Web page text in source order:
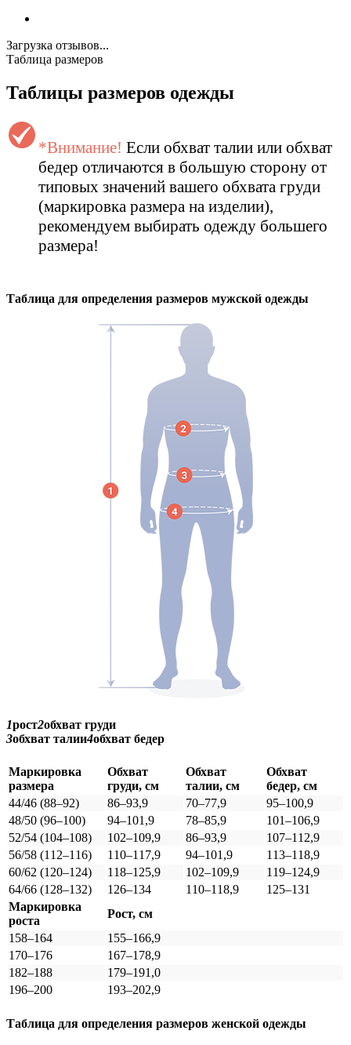
Загрузка отзывов...
Таблица размеров
Таблицы размеров одежды
*Внимание! Если обхват талии или обхват
бедер отличаются в большую сторону от
типовых значений вашего обхвата груди
(маркировка размера на изделии),
рекомендуем выбирать одежду большего
размера!
Таблица для определения размеров мужской одежды
1рост2обхват груди
3обхват талии4обхват бедер
Маркировка
размера
Обхват
груди, см
Обхват
талии, см
Обхват
бедер, см
44/46 (88–92)
86–93,9 70–77,9
95–100,9
48/50 (96–100)
94–101,9 78–85,9
101–106,9
52/54 (104–108)
102–109,9 86–93,9
107–112,9
56/58 (112–116)
110–117,9 94–101,9
113–118,9
60/62 (120–124)
118–125,9 102–109,9
119–124,9
64/66 (128–132)
126–134 110–118,9
125–131
Маркировка
роста
Рост, см
158–164
155–166,9
170–176
167–178,9
182–188
179–191,0
196–200
193–202,9
Таблица для определения размеров женской одежды